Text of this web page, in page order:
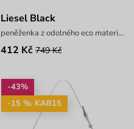
Liesel Black
peněženka z odolného eco materiálu
412 Kč 749 Kč
-43%
-15 %: KAB15